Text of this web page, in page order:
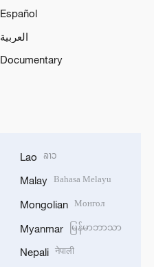
Español
العربية
Documentary
Lao ລາວ
Malay Bahasa Melayu
Mongolian Монгол
Myanmar မြန်မာဘာသာ
Nepali नेपाली